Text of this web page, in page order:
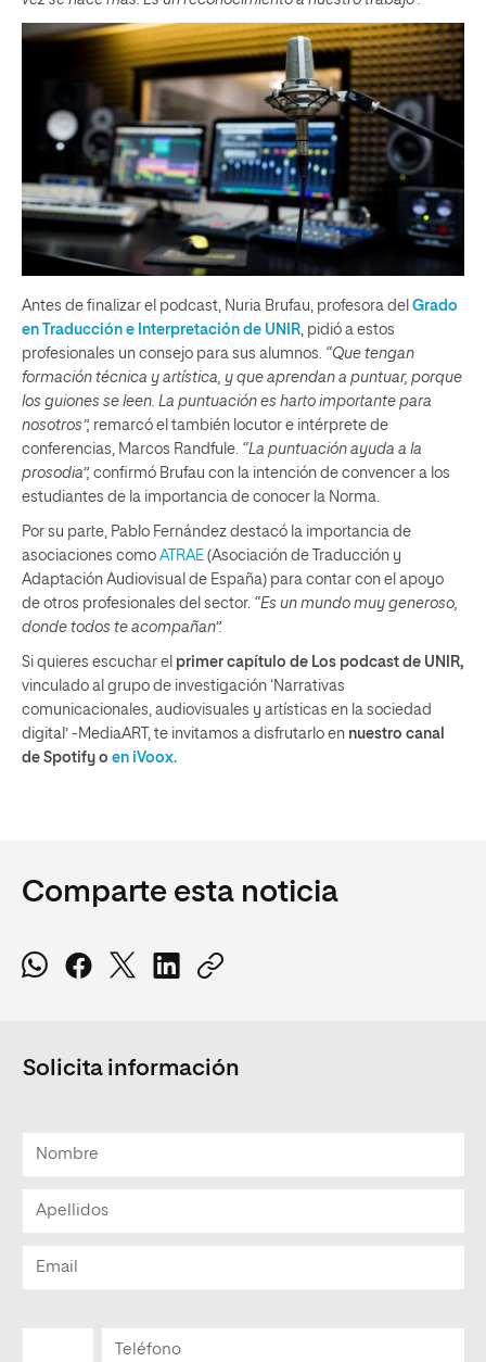
Antes de finalizar el podcast, Nuria Brufau, profesora del Grado
en Traducción e Interpretación de UNIR , pidió a estos
profesionales un consejo para sus alumnos. “Que tengan
formación técnica y artística, y que aprendan a puntuar, porque
los guiones se leen. La puntuación es harto importante para
nosotros”, remarcó el también locutor e intérprete de
conferencias, Marcos Randfule. “La puntuación ayuda a la
prosodia”, confirmó Brufau con la intención de convencer a los
estudiantes de la importancia de conocer la Norma.
Por su parte, Pablo Fernández destacó la importancia de
asociaciones como ATRAE (Asociación de Traducción y
Adaptación Audiovisual de España) para contar con el apoyo
de otros profesionales del sector. “Es un mundo muy generoso,
donde todos te acompañan”.
Si quieres escuchar el primer capítulo de Los podcast de UNIR,
vinculado al grupo de investigación ‘Narrativas
comunicacionales, audiovisuales y artísticas en la sociedad
digital’ -MediaART, te invitamos a disfrutarlo en nuestro canal
de Spotify o en iVoox.
Comparte esta noticia
Solicita información